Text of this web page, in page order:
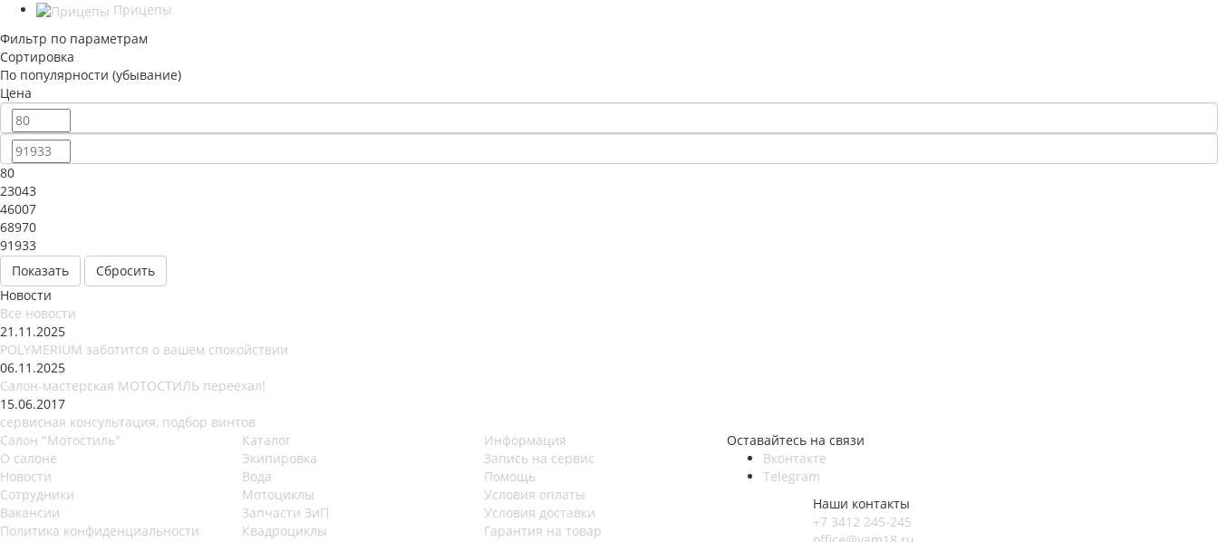
Прицепы
Фильтр по параметрам
Сортировка
По популярности (убывание)
Цена
80
23043
46007
68970
91933
Сбросить
Новости
Все новости
21.11.2025
POLYMERIUM заботится о вашем спокойствии
06.11.2025
Салон-мастерская МОТОСТИЛЬ переехал!
15.06.2017
сервисная консультация, подбор винтов
Салон "Мотостиль"
О салоне
Новости
Сотрудники
Вакансии
Политика конфиденциальности
Каталог
Экипировка
Вода
Мотоциклы
Запчасти ЗиП
Квадроциклы
Информация
Запись на сервис
Помощь
Условия оплаты
Условия доставки
Гарантия на товар
Оставайтесь на связи
Вконтакте
Telegram
Наши контакты
+7 3412 245-245